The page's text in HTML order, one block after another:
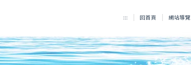
::: 回首頁 網站導覽